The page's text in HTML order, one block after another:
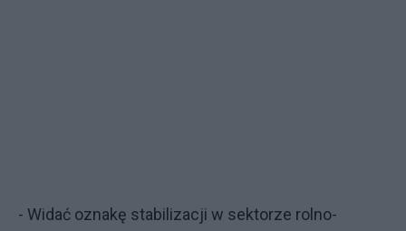
- Widać oznakę stabilizacji w sektorze rolno-